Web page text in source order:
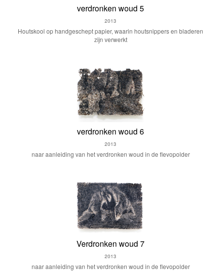
verdronken woud 5
2013
Houtskool op handgeschept papier, waarin houtsnippers en bladeren
zijn verwerkt
verdronken woud 6
2013
naar aanleiding van het verdronken woud in de flevopolder
Verdronken woud 7
2013
naar aanleiding van het verdronken woud in de flevopolder